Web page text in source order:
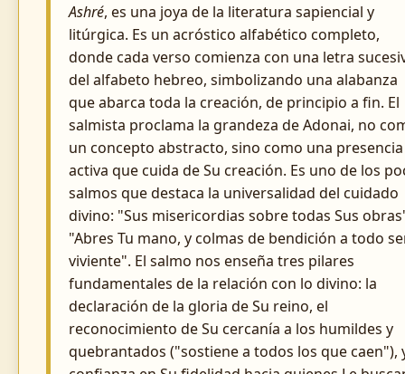
Ashré, es una joya de la literatura sapiencial y
litúrgica. Es un acróstico alfabético completo,
donde cada verso comienza con una letra
del alfabeto hebreo, simbolizando una alabanza
que abarca toda la creación, de principio a fin. El
salmista proclama la grandeza de Adonai, no
un concepto abstracto, sino como una presencia
activa que cuida de Su creación. Es uno de los
salmos que destaca la universalidad del cuidado
divino: "Sus misericordias sobre todas Sus
"Abres Tu mano, y colmas de bendición a todo
viviente". El salmo nos enseña tres pilares
fundamentales de la relación con lo divino: la
declaración de la gloria de Su reino, el
reconocimiento de Su cercanía a los humildes y
quebrantados ("sostiene a todos los que caen"),